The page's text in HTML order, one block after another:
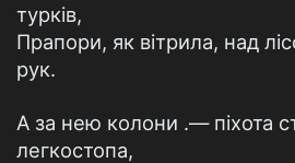
турків,
Прапори, як вітрила, над
рук.
А за нею колони .— піхота
легкостопа,